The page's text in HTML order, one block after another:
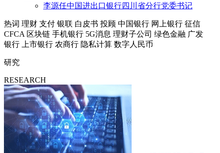
李源任中国进出口银行四川省分行党委书记
热词 理财 支付 银联 白皮书 投顾 中国银行 网上银行 征信
CFCA 区块链 手机银行 5G消息 理财子公司 绿色金融 广发
银行
上市银行 农商行 隐私计算 数字人民币
研究
RESEARCH